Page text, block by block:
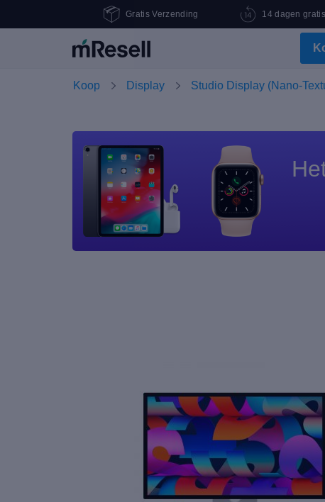
Gratis Verzending 14 dagen
Koop Display Studio Display (Nano-